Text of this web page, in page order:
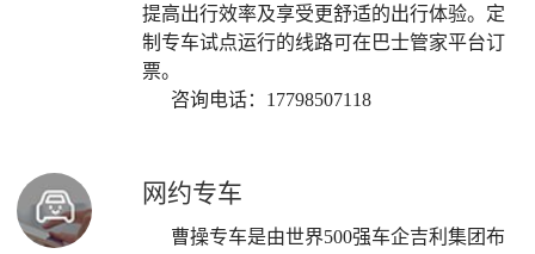
提高出行效率及享受更舒适的出行体验。定
制专车试点运行的线路可在巴士管家平台订
票。
咨询电话：17798507118
网约专车
曹操专车是由世界500强车企吉利集团布